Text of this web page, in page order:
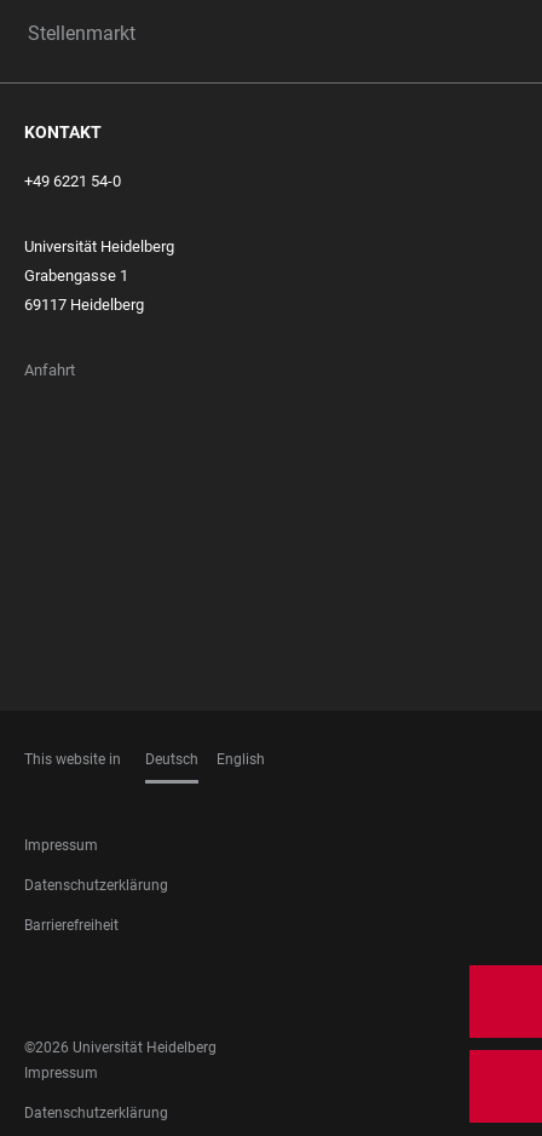
Stellenmarkt
KONTAKT
+49 6221 54-0
Universität Heidelberg
Grabengasse 1
69117 Heidelberg
Anfahrt
This website in Deutsch English
FOOTER
LEGAL
Impressum
Datenschutzerklärung
Barrierefreiheit
MEDIA
©2026 Universität Heidelberg
FOOTER
LEGAL
Impressum
Datenschutzerklärung